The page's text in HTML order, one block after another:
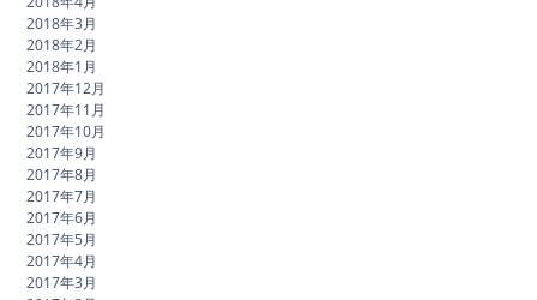
2018年3月
2018年2月
2018年1月
2017年12月
2017年11月
2017年10月
2017年9月
2017年8月
2017年7月
2017年6月
2017年5月
2017年4月
2017年3月